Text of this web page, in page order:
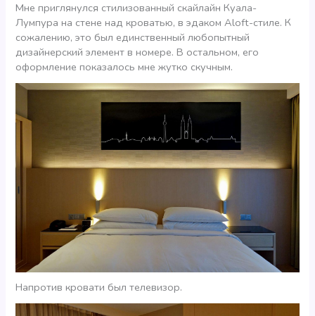
Мне приглянулся стилизованный скайлайн Куала-
Лумпура на стене над кроватью, в эдаком Aloft-стиле. К
сожалению, это был единственный любопытный
дизайнерский элемент в номере. В остальном, его
оформление показалось мне жутко скучным.
Напротив кровати был телевизор.